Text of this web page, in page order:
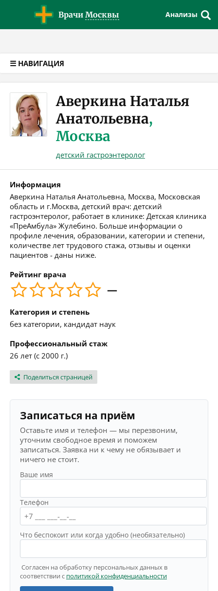
Врачи Москвы Анализы
☰ НАВИГАЦИЯ
Аверкина Наталья
Анатольевна,
Москва
детский гастроэнтеролог
Информация
Аверкина Наталья Анатольевна, Москва, Московская
область и г.Москва, детский врач: детский
гастроэнтеролог, работает в клинике: Детская клиника
«ПреАмбула» Жулебино. Больше информации о
профиле лечения, образовании, категории и степени,
количестве лет трудового стажа, отзывы и оценки
пациентов - даны ниже.
Рейтинг врача
—
Категория и степень
без категории, кандидат наук
Профессиональный стаж
26 лет (с 2000 г.)
Поделиться страницей
Записаться на приём
Оставьте имя и телефон — мы перезвоним,
уточним свободное время и поможем
записаться. Заявка ни к чему не обязывает и
ничего не стоит.
Ваше имя
Телефон
Что беспокоит или когда удобно (необязательно)
Согласен на обработку персональных данных в
соответствии с политикой конфиденциальности